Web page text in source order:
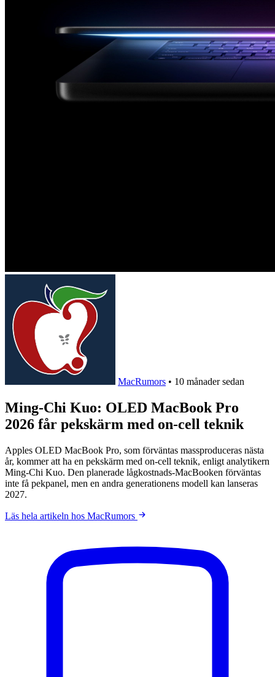
MacRumors • 10 månader sedan
Ming-Chi Kuo: OLED MacBook Pro
2026 får pekskärm med on-cell teknik
Apples OLED MacBook Pro, som förväntas massproduceras nästa
år, kommer att ha en pekskärm med on-cell teknik, enligt analytikern
Ming-Chi Kuo. Den planerade lågkostnads-MacBooken förväntas
inte få pekpanel, men en andra generationens modell kan lanseras
2027.
Läs hela artikeln hos MacRumors